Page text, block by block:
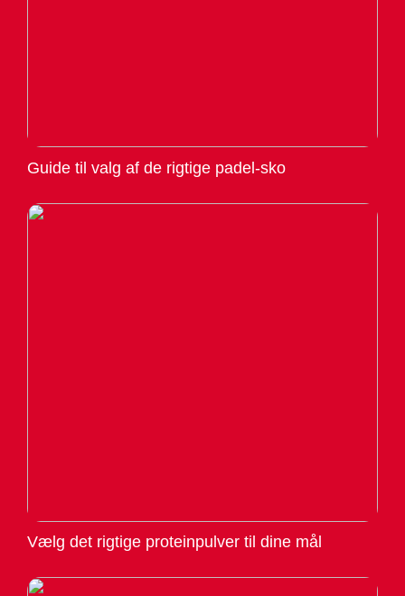
Guide til valg af de rigtige padel-sko
Vælg det rigtige proteinpulver til dine mål